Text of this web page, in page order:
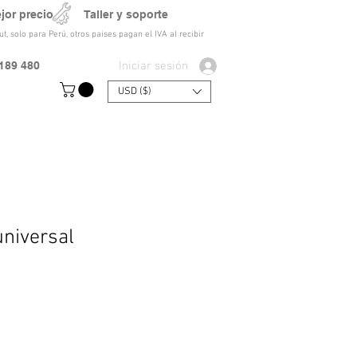
solo para Perú, otros paises pagan el IVA al recibir
Iniciar sesión
480
USD ($)
precio Taller y soporte